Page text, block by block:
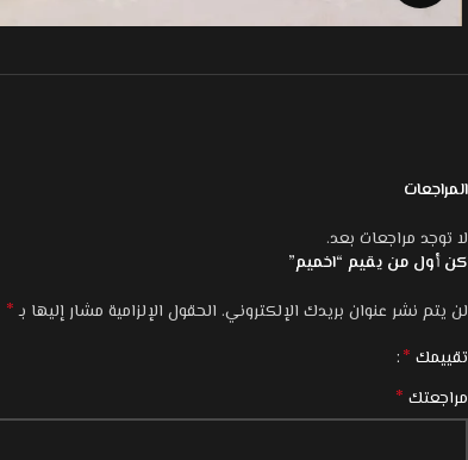
المراجعات
لا توجد مراجعات بعد.
كن أول من يقيم “اخميم”
لن يتم نشر عنوان بريدك الإلكتروني. الحقول الإلزامية مشار إليها بـ*
تقييمك *
مراجعتك *